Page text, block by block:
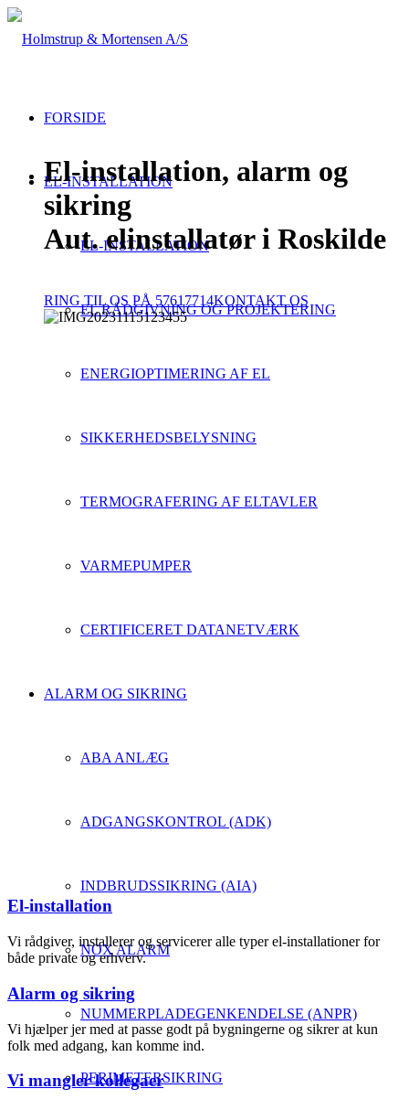
FORSIDE
EL-INSTALLATION
EL-INSTALLATION
EL RÅDGIVNING OG PROJEKTERING
ENERGIOPTIMERING AF EL
SIKKERHEDSBELYSNING
TERMOGRAFERING AF ELTAVLER
VARMEPUMPER
CERTIFICERET DATANETVÆRK
ALARM OG SIKRING
ABA ANLÆG
ADGANGSKONTROL (ADK)
INDBRUDSSIKRING (AIA)
NOX ALARM
NUMMERPLADEGENKENDELSE (ANPR)
PERIMETERSIKRING
El-installation, alarm og
sikring
Aut. elinstallatør i Roskilde
RING TIL OS PÅ 57617714KONTAKT OS
El-installation
Vi rådgiver, installerer og servicerer alle typer el-installationer for
både private og erhverv.
Alarm og sikring
Vi hjælper jer med at passe godt på bygningerne og sikrer at kun
folk med adgang, kan komme ind.
Vi mangler kollegaer